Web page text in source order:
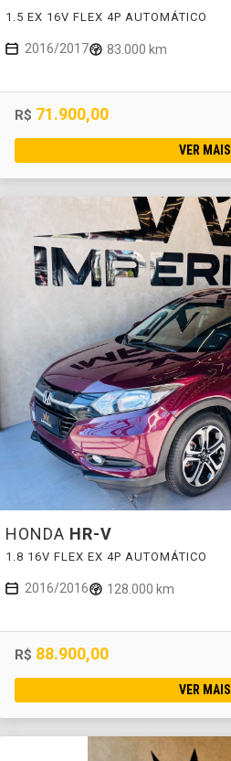
1.5 EX 16V FLEX 4P AUTOMÁTICO
2016/2017 83.000 km
R$ 71.900,00
VER MAIS
HONDA HR-V
1.8 16V FLEX EX 4P AUTOMÁTICO
2016/2016 128.000 km
R$ 88.900,00
VER MAIS